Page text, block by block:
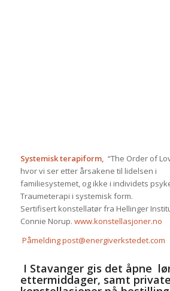
Systemisk terapiform, “The Order of
hvor vi ser etter årsakene til lidelsen i
familiesystemet, og ikke i individets
Traumeterapi i systemisk form.
Sertifisert konstellatør fra Hellinger
Connie Norup. www.konstellasjoner.no
Påmeldingpost@energiverkstedet.com
I Stavanger gis det åpne
ettermiddager, samt private